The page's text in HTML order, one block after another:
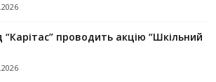
проводить акцію “Шкільний